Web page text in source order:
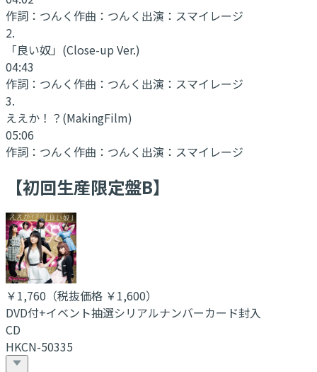
作詞： つんく 作曲： つんく 出演： スマイレージ
2.
「良い奴」 (Close-up Ver.)
04:43
作詞： つんく 作曲： つんく 出演： スマイレージ
3.
ええか！？ (MakingFilm)
05:06
作詞： つんく 作曲： つんく 出演： スマイレージ
【初回生産限定盤B】
￥1,760 （税抜価格 ￥1,600）
DVD付+イベント抽選シリアルナンバーカード封入
CD
HKCN-50335